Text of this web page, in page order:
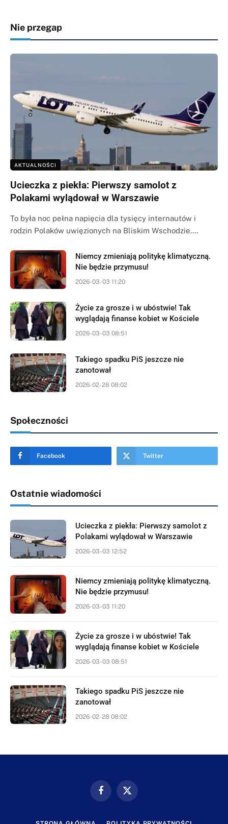
Nie przegap
AKTUALNOŚCI
Ucieczka z piekła: Pierwszy samolot z
Polakami wylądował w Warszawie
To była noc pełna napięcia dla tysięcy internautów i
rodzin Polaków uwięzionych na Bliskim Wschodzie.…
Niemcy zmieniają politykę klimatyczną.
Nie będzie przymusu!
2026-03-03 11:20
Życie za grosze i w ubóstwie! Tak
wyglądają finanse kobiet w Kościele
2026-03-03 08:51
Takiego spadku PiS jeszcze nie
zanotował
2026-02-28 08:02
Społeczności
Facebook Twitter
Ostatnie wiadomości
Ucieczka z piekła: Pierwszy samolot z
Polakami wylądował w Warszawie
2026-03-03 12:52
Niemcy zmieniają politykę klimatyczną.
Nie będzie przymusu!
2026-03-03 11:20
Życie za grosze i w ubóstwie! Tak
wyglądają finanse kobiet w Kościele
2026-03-03 08:51
Takiego spadku PiS jeszcze nie
zanotował
2026-02-28 08:02
FacebookX